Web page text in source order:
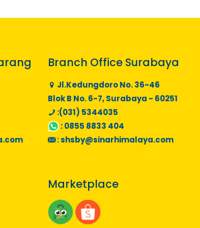
Branch Office Surabaya
Jl.Kedungdoro No. 36-46
Blok B No. 6-7, Surabaya - 60251
:(031) 5344035
:0855 8833 404
:shsby@sinarhimalaya.com
Marketplace